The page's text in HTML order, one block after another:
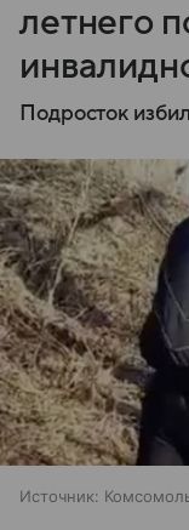
летнего
Подросток
Источник: